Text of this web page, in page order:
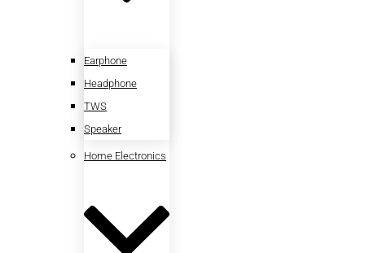
Earphone
Headphone
TWS
Speaker
Home Electronics